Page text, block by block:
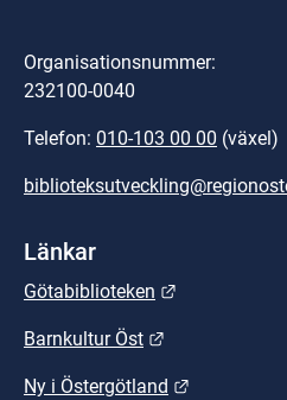
Organisationsnummer:
232100-0040
Telefon: 010-103 00 00 (växel)
Länkar
Götabiblioteken
Barnkultur Öst
Ny i Östergötland